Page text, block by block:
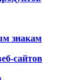
знакам
сайтов